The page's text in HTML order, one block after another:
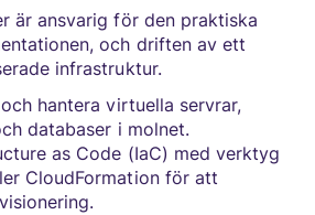
är ansvarig för den praktiska
och driften av ett
infrastruktur.
hantera virtuella servrar,
databaser i molnet.
as Code (IaC) med verktyg
CloudFormation för att